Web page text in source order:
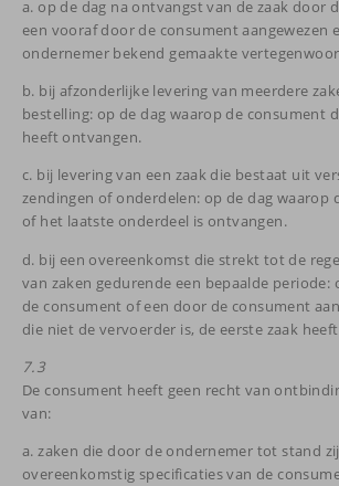
a. op de dag na ontvangst van de zaak door
een vooraf door de consument aangewezen
ondernemer bekend gemaakte
b. bij afzonderlijke levering van meerdere
bestelling: op de dag waarop de consument
heeft ontvangen.
c. bij levering van een zaak die bestaat uit
zendingen of onderdelen: op de dag waarop
of het laatste onderdeel is ontvangen.
d. bij een overeenkomst die strekt tot de
van zaken gedurende een bepaalde periode:
de consument of een door de consument
die niet de vervoerder is, de eerste zaak
7.3
De consument heeft geen recht van
van:
a. zaken die door de ondernemer tot stand
overeenkomstig specificaties van de